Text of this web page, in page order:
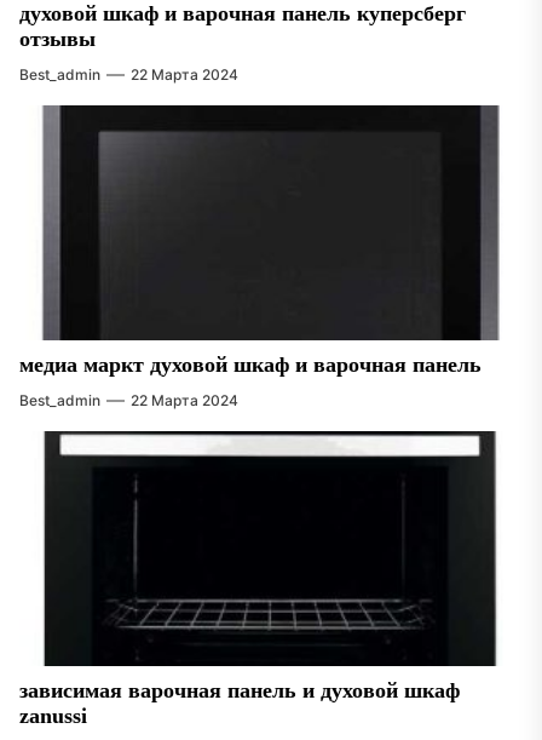
духовой шкаф и варочная панель куперсберг
отзывы
Best_admin 22 Марта 2024
медиа маркт духовой шкаф и варочная панель
Best_admin 22 Марта 2024
зависимая варочная панель и духовой шкаф
zanussi